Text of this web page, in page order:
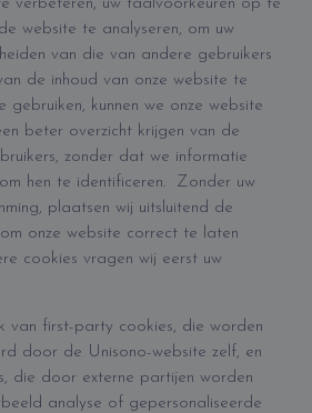
verbeteren, uw taalvoorkeuren op te
website te analyseren, om uw
van die van andere gebruikers
de inhoud van onze website te
gebruiken, kunnen we onze website
beter overzicht krijgen van de
zonder dat we informatie
hen te identificeren. Zonder uw
plaatsen wij uitsluitend de
onze website correct te laten
cookies vragen wij eerst uw
van first-party cookies, die worden
door de Unisono-website zelf, en
die door externe partijen worden
analyse of gepersonaliseerde